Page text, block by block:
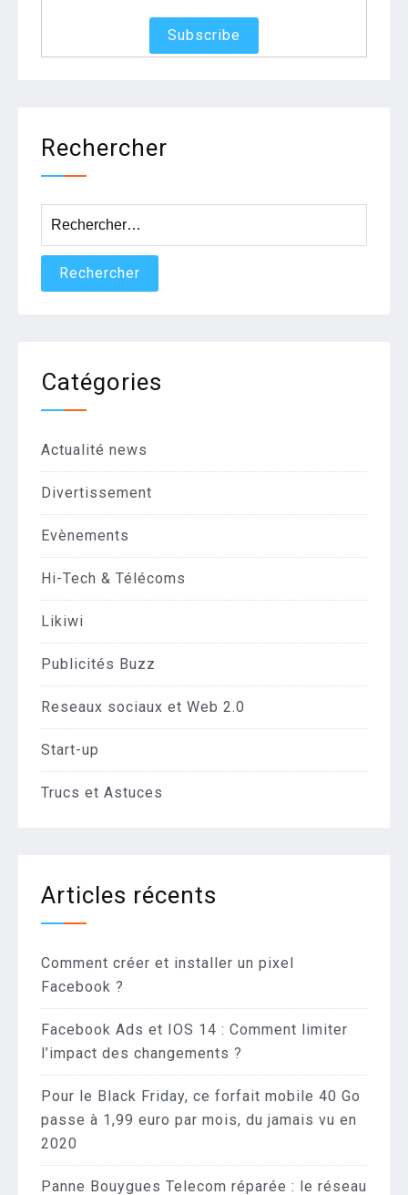
Rechercher
Catégories
Actualité news
Divertissement
Evènements
Hi-Tech & Télécoms
Likiwi
Publicités Buzz
Reseaux sociaux et Web 2.0
Start-up
Trucs et Astuces
Articles récents
Comment créer et installer un pixel
Facebook ?
Facebook Ads et IOS 14 : Comment limiter
l’impact des changements ?
Pour le Black Friday, ce forfait mobile 40 Go
passe à 1,99 euro par mois, du jamais vu en
2020
Panne Bouygues Telecom réparée : le réseau